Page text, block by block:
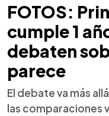
FOTOS:
cumple 1
debaten
parece
El debate va más
las comparaciones